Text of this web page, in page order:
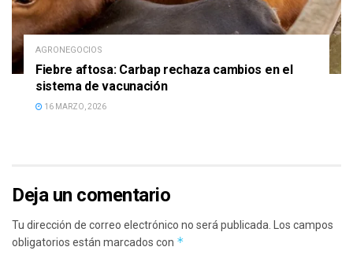
AGRONEGOCIOS
Fiebre aftosa: Carbap rechaza cambios en el
sistema de vacunación
16 MARZO, 2026
Deja un comentario
Tu dirección de correo electrónico no será publicada. Los campos
obligatorios están marcados con *